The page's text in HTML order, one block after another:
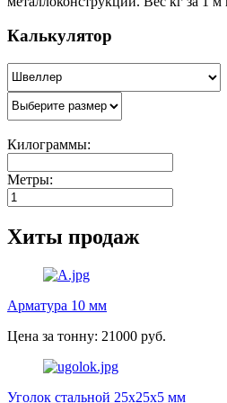
Калькулятор
Килограммы:
Метры:
Хиты продаж
Арматура 10 мм
Цена за тонну: 21000 руб.
Уголок стальной 25х25х5 мм